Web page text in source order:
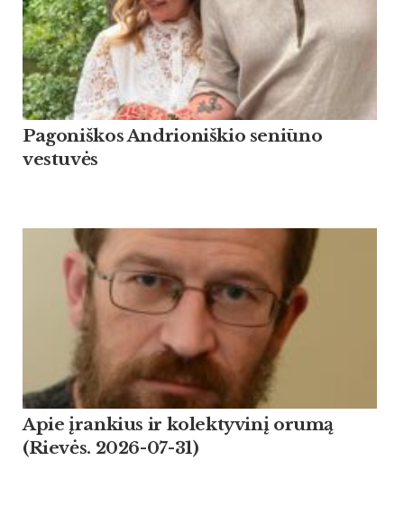
Pagoniškos Andrioniškio seniūno
vestuvės
Apie įrankius ir kolektyvinį orumą
(Rievės. 2026-07-31)